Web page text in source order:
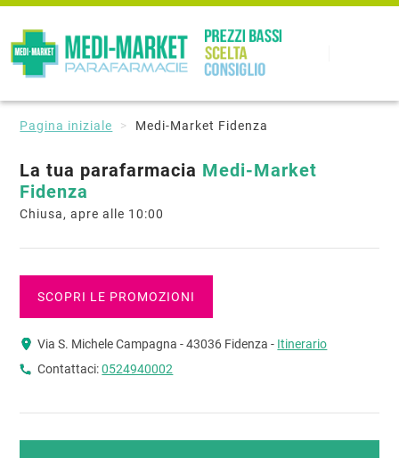
Pagina iniziale Medi-Market Fidenza
La tua parafarmacia Medi-Market
Fidenza
Chiusa, apre alle 10:00
SCOPRI LE PROMOZIONI
Via S. Michele Campagna - 43036 Fidenza - Itinerario
Contattaci:0524940002